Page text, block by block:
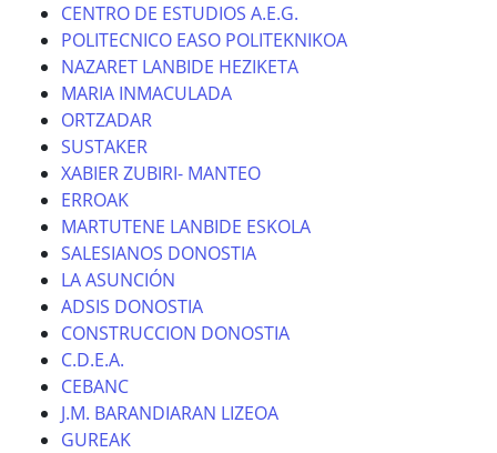
CENTRO DE ESTUDIOS A.E.G.
POLITECNICO EASO POLITEKNIKOA
NAZARET LANBIDE HEZIKETA
MARIA INMACULADA
ORTZADAR
SUSTAKER
XABIER ZUBIRI- MANTEO
ERROAK
MARTUTENE LANBIDE ESKOLA
SALESIANOS DONOSTIA
LA ASUNCIÓN
ADSIS DONOSTIA
CONSTRUCCION DONOSTIA
C.D.E.A.
CEBANC
J.M. BARANDIARAN LIZEOA
GUREAK